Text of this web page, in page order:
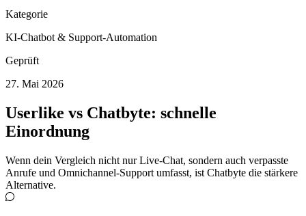
Kategorie
KI-Chatbot & Support-Automation
Geprüft
27. Mai 2026
Userlike vs Chatbyte: schnelle
Einordnung
Wenn dein Vergleich nicht nur Live-Chat, sondern auch verpasste
Anrufe und Omnichannel-Support umfasst, ist Chatbyte die stärkere
Alternative.